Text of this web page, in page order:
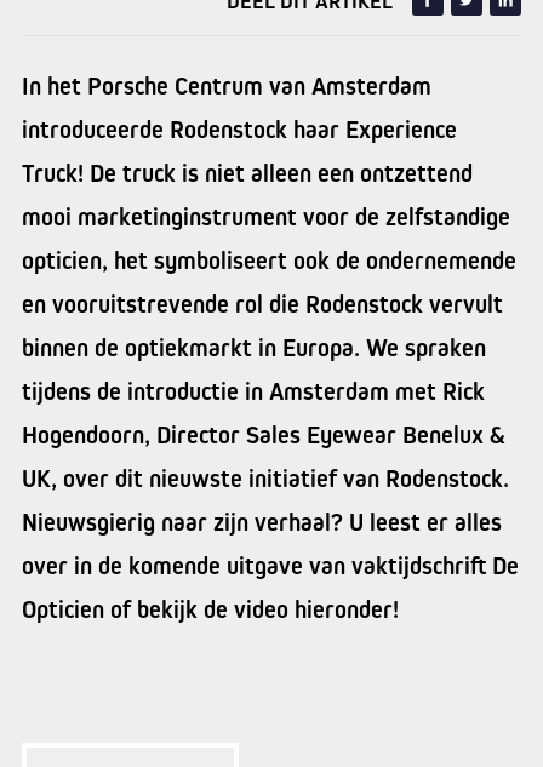
In het Porsche Centrum van Amsterdam
introduceerde Rodenstock haar Experience
Truck! De truck is niet alleen een ontzettend
mooi marketinginstrument voor de zelfstandige
opticien, het symboliseert ook de ondernemende
en vooruitstrevende rol die Rodenstock vervult
binnen de optiekmarkt in Europa. We spraken
tijdens de introductie in Amsterdam met Rick
Hogendoorn, Director Sales Eyewear Benelux &
UK, over dit nieuwste initiatief van Rodenstock.
Nieuwsgierig naar zijn verhaal? U leest er alles
over in de komende uitgave van vaktijdschrift De
Opticien of bekijk de video hieronder!